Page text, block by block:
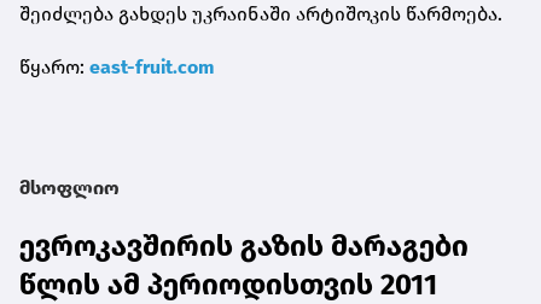
შეიძლება გახდეს უკრაინაში არტიშოკის წარმოება.
წყარო: east-fruit.com
მსოფლიო
ევროკავშირის გაზის მარაგები
წლის ამ პერიოდისთვის 2011